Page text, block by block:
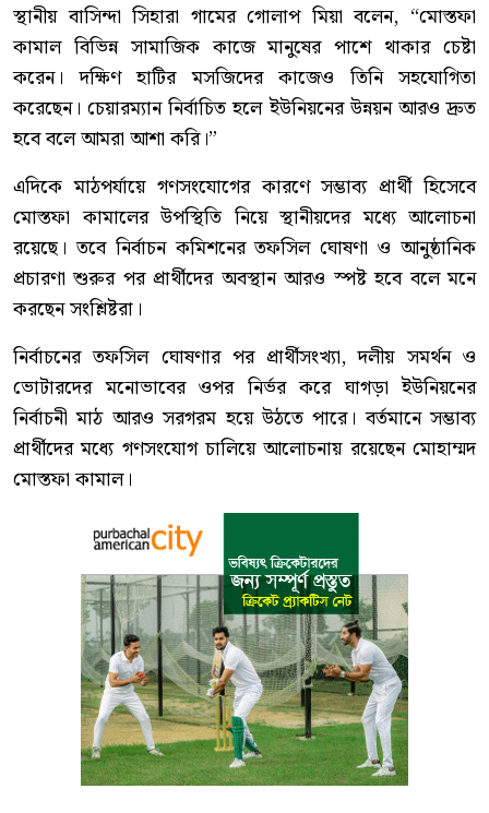
স্থানীয় বাসিন্দা সিহারা গামের গোলাপ মিয়া বলেন, “মোস্তফা
কামাল বিভিন্ন সামাজিক কাজে মানুষের পাশে থাকার চেষ্টা
করেন। দক্ষিণ হাটির মসজিদের কাজেও তিনি সহযোগিতা
করেছেন। চেয়ারম্যান নির্বাচিত হলে ইউনিয়নের উন্নয়ন আরও দ্রুত
হবে বলে আমরা আশা করি।”
এদিকে মাঠপর্যায়ে গণসংযোগের কারণে সম্ভাব্য প্রার্থী হিসেবে
মোস্তফা কামালের উপস্থিতি নিয়ে স্থানীয়দের মধ্যে আলোচনা
রয়েছে। তবে নির্বাচন কমিশনের তফসিল ঘোষণা ও আনুষ্ঠানিক
প্রচারণা শুরুর পর প্রার্থীদের অবস্থান আরও স্পষ্ট হবে বলে মনে
করছেন সংশ্লিষ্টরা।
নির্বাচনের তফসিল ঘোষণার পর প্রার্থীসংখ্যা, দলীয় সমর্থন ও
ভোটারদের মনোভাবের ওপর নির্ভর করে ঘাগড়া ইউনিয়নের
নির্বাচনী মাঠ আরও সরগরম হয়ে উঠতে পারে। বর্তমানে সম্ভাব্য
প্রার্থীদের মধ্যে গণসংযোগ চালিয়ে আলোচনায় রয়েছেন মোহাম্মদ
মোস্তফা কামাল।